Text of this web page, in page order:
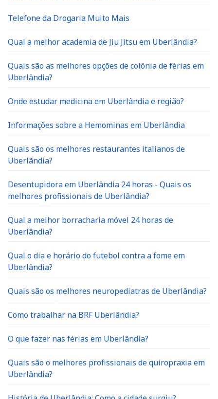
Telefone da Drogaria Muito Mais
Qual a melhor academia de Jiu Jitsu em Uberlândia?
Quais são as melhores opções de colônia de férias em
Uberlândia?
Onde estudar medicina em Uberlândia e região?
Informações sobre a Hemominas em Uberlândia
Quais são os melhores restaurantes italianos de
Uberlãndia?
Desentupidora em Uberlândia 24 horas - Quais os
melhores profissionais de Uberlândia?
Qual a melhor borracharia móvel 24 horas de
Uberlândia?
Qual o dia e horário do futebol contra a fome em
Uberlândia?
Quais são os melhores neuropediatras de Uberlândia?
Como trabalhar na BRF Uberlândia?
O que fazer nas férias em Uberlândia?
Quais são o melhores profissionais de quiropraxia em
Uberlândia?
História de Uberlândia: Como a cidade surgiu?